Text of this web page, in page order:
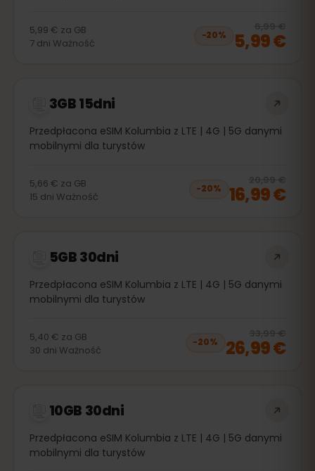
5,99 € za GB
7 dni Ważność
−20%
6,99 €
5,99 €
3GB 15dni
Przedpłacona eSIM Kolumbia z LTE | 4G | 5G danymi
mobilnymi dla turystów
5,66 € za GB
15 dni Ważność
−20%
20,99 €
16,99 €
5GB 30dni
Przedpłacona eSIM Kolumbia z LTE | 4G | 5G danymi
mobilnymi dla turystów
5,40 € za GB
30 dni Ważność
−20%
33,99 €
26,99 €
10GB 30dni
Przedpłacona eSIM Kolumbia z LTE | 4G | 5G danymi
mobilnymi dla turystów